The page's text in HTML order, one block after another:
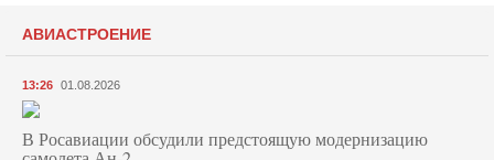
АВИАСТРОЕНИЕ
13:26 01.08.2026
В Росавиации обсудили предстоящую модернизацию